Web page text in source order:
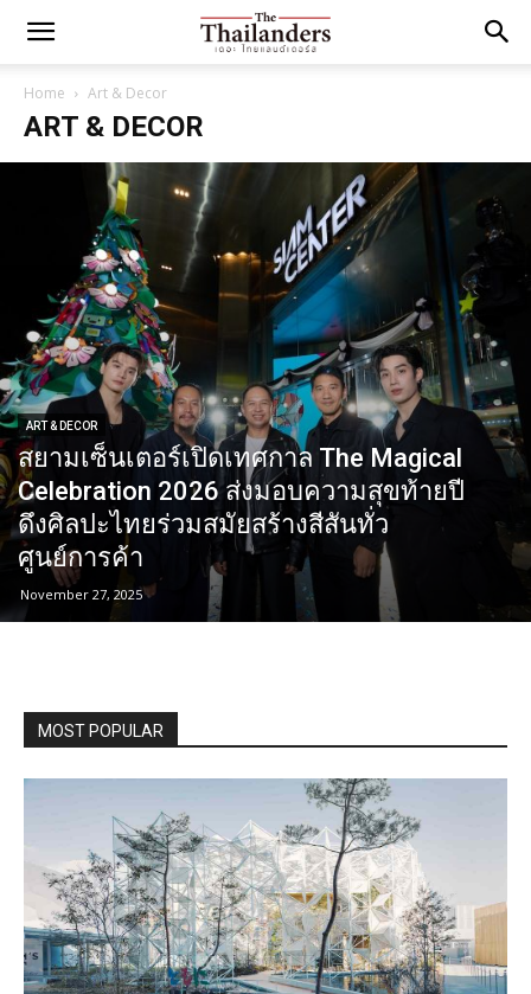
Home Art & Decor
ART & DECOR
ART & DECOR
สยามเซ็นเตอร์เปิดเทศกาล The Magical
Celebration 2026 ส่งมอบความสุขท้ายปี
ดึงศิลปะไทยร่วมสมัยสร้างสีสันทั่ว
ศูนย์การค้า
November 27, 2025
MOST POPULAR